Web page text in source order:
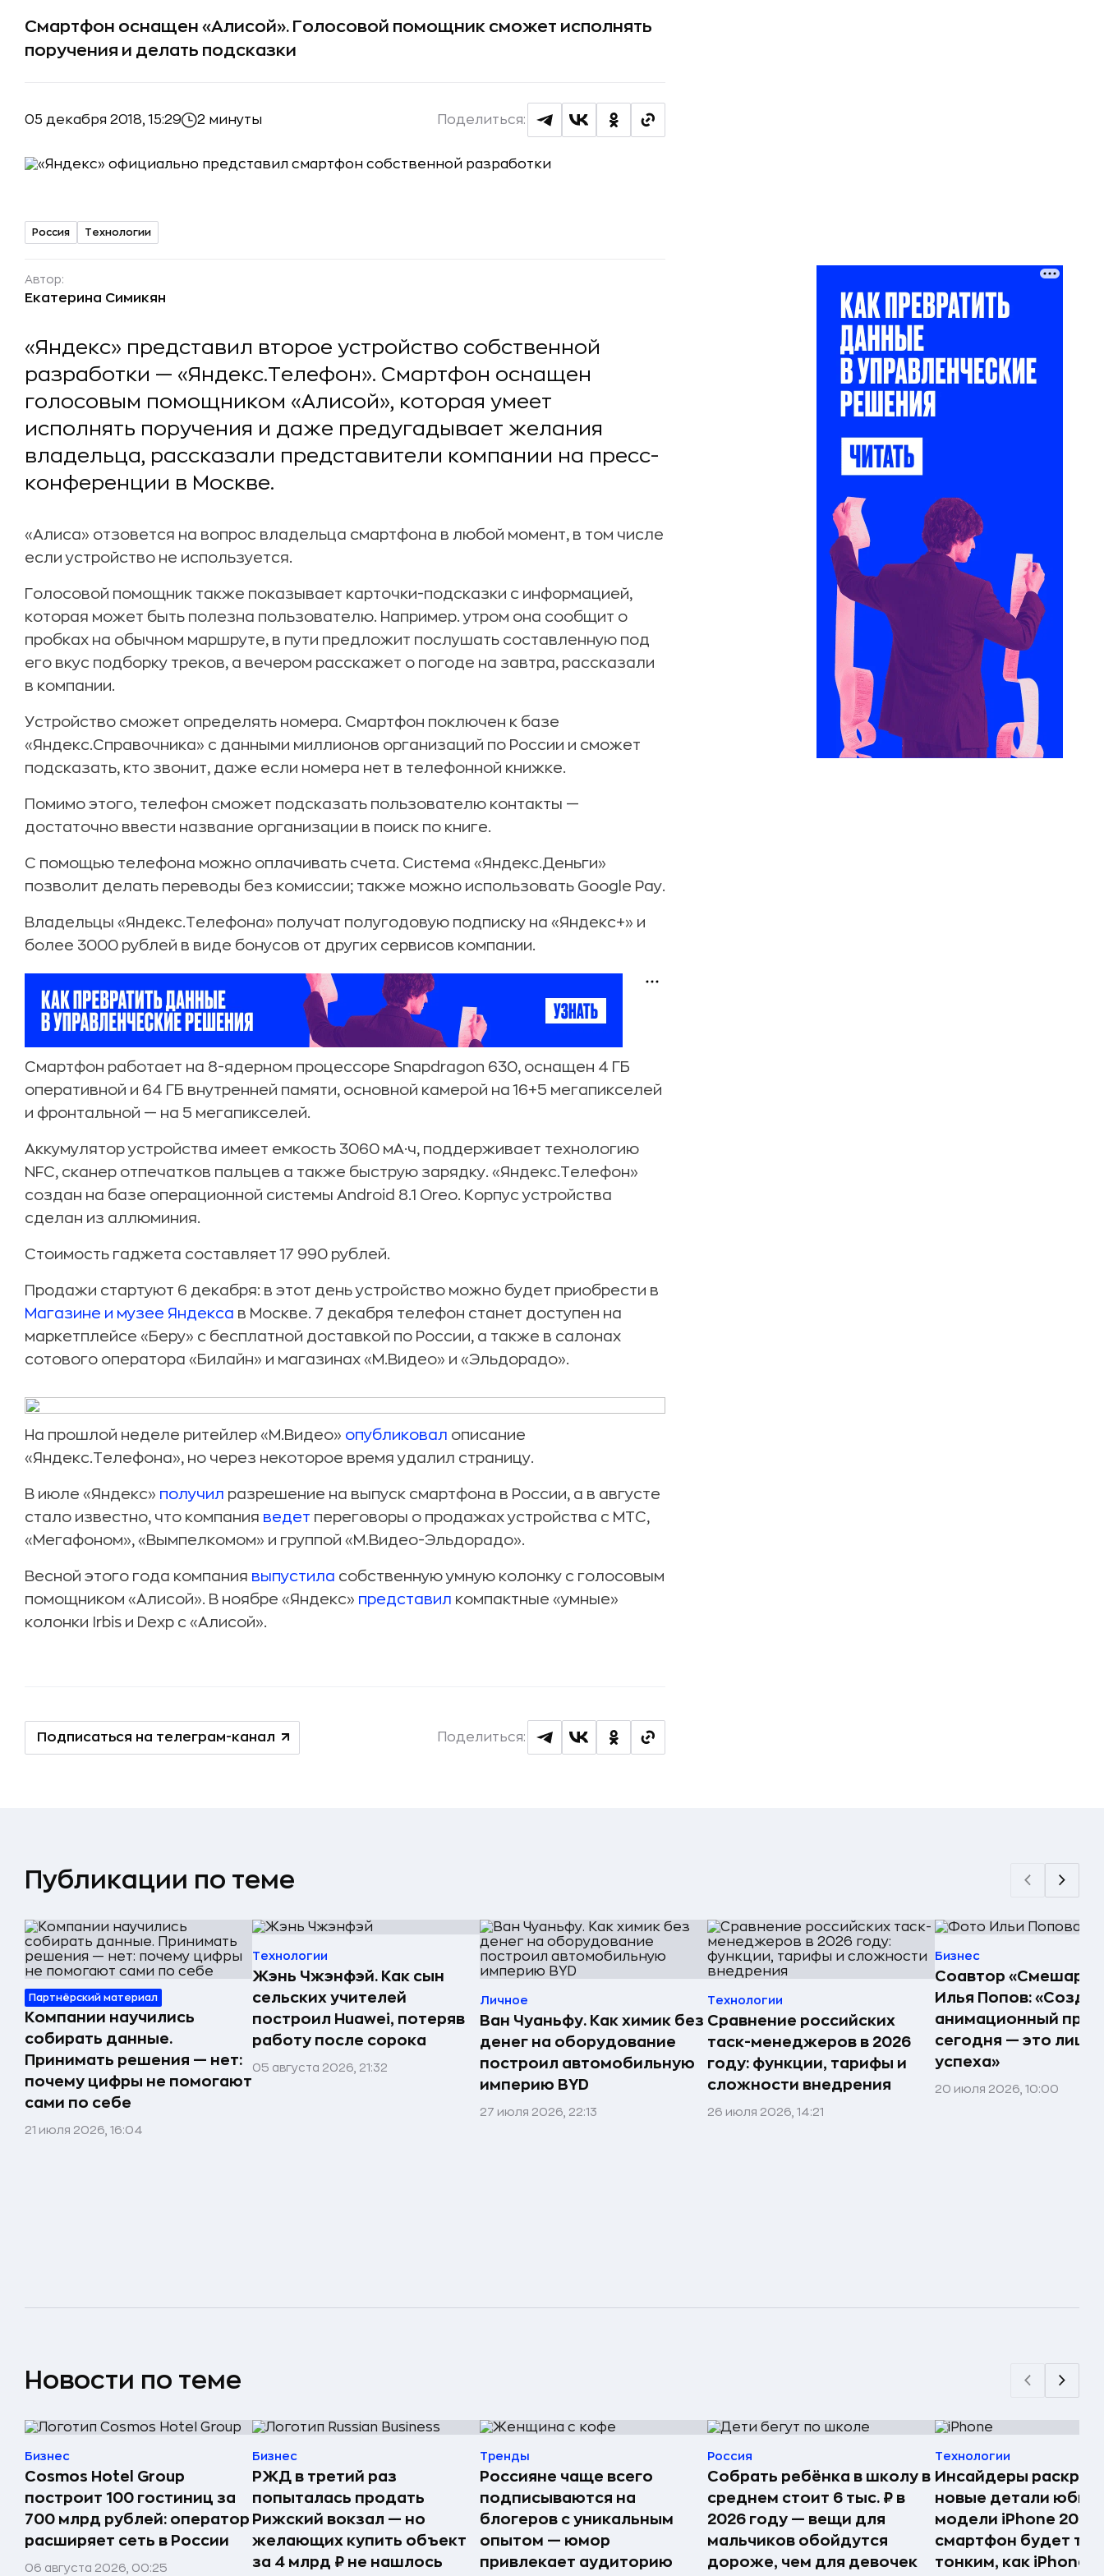
Смартфон оснащен «Алисой». Голосовой помощник сможет исполнять
поручения и делать подсказки
05 декабря 2018, 15:29 2 минуты Поделиться:
Россия Технологии
Автор:
Екатерина Симикян
«Яндекс» представил второе устройство собственной
разработки — «Яндекс.Телефон». Смартфон оснащен
голосовым помощником «Алисой», которая умеет
исполнять поручения и даже предугадывает желания
владельца, рассказали представители компании на пресс-
конференции в Москве.
«Алиса» отзовется на вопрос владельца смартфона в любой момент, в том числе
если устройство не используется.
Голосовой помощник также показывает карточки-подсказки с информацией,
которая может быть полезна пользователю. Например. утром она сообщит о
пробках на обычном маршруте, в пути предложит послушать составленную под
его вкус подборку треков, а вечером расскажет о погоде на завтра, рассказали
в компании.
Устройство сможет определять номера. Смартфон поключен к базе
«Яндекс.Справочника» с данными миллионов организаций по России и сможет
подсказать, кто звонит, даже если номера нет в телефонной книжке.
Помимо этого, телефон сможет подсказать пользователю контакты —
достаточно ввести название организации в поиск по книге.
С помощью телефона можно оплачивать счета. Система «Яндекс.Деньги»
позволит делать переводы без комиссии; также можно использовать Google Pay.
Владельцы «Яндекс.Телефона» получат полугодовую подписку на «Яндекс+» и
более 3000 рублей в виде бонусов от других сервисов компании.
Смартфон работает на 8-ядерном процессоре Snapdragon 630, оснащен 4 ГБ
оперативной и 64 ГБ внутренней памяти, основной камерой на 16+5 мегапикселей
и фронтальной — на 5 мегапикселей.
Аккумулятор устройства имеет емкость 3060 мА·ч, поддерживает технологию
NFC, сканер отпечатков пальцев а также быструю зарядку. «Яндекс.Телефон»
создан на базе операционной системы Android 8.1 Oreo. Корпус устройства
сделан из аллюминия.
Стоимость гаджета составляет 17 990 рублей.
Продажи стартуют 6 декабря: в этот день устройство можно будет приобрести в
Магазине и музее Яндекса в Москве. 7 декабря телефон станет доступен на
маркетплейсе «Беру» с бесплатной доставкой по России, а также в салонах
сотового оператора «Билайн» и магазинах «М.Видео» и «Эльдорадо».
На прошлой неделе ритейлер «М.Видео» опубликовал описание
«Яндекс.Телефона», но через некоторое время удалил страницу.
В июле «Яндекс» получил разрешение на выпуск смартфона в России, а в августе
стало известно, что компания ведет переговоры о продажах устройства с МТС,
«Мегафоном», «Вымпелкомом» и группой «М.Видео-Эльдорадо».
Весной этого года компания выпустила собственную умную колонку с голосовым
помощником «Алисой». В ноябре «Яндекс» представил компактные «умные»
колонки Irbis и Dexp с «Алисой».
Подписаться на телеграм-канал Поделиться:
Публикации по теме
Партнёрский материал
Компании научились
собирать данные.
Принимать решения — нет:
почему цифры не помогают
сами по себе
21 июля 2026, 16:04
Технологии
Жэнь Чжэнфэй. Как сын
сельских учителей
построил Huawei, потеряв
работу после сорока
05 августа 2026, 21:32
Личное
Ван Чуаньфу. Как химик без
денег на оборудование
построил автомобильную
империю BYD
27 июля 2026, 22:13
Технологии
Сравнение российских
таск-менеджеров в 2026
году: функции, тарифы и
сложности внедрения
26 июля 2026, 14:21
Бизнес
Соавтор
Илья Попов:
анимационный
сегодня — это лишь
успеха»
20 июля 2026, 10:00
Новости по теме
Бизнес
Cosmos Hotel Group
построит 100 гостиниц за
700 млрд рублей: оператор
расширяет сеть в России
06 августа 2026, 00:25
Бизнес
РЖД в третий раз
попыталась продать
Рижский вокзал — но
желающих купить объект
за 4 млрд ₽ не нашлось
Тренды
Россияне чаще всего
подписываются на
блогеров с уникальным
опытом — юмор
привлекает аудиторию
Россия
Собрать ребёнка в школу в
среднем стоит 6 тыс. ₽ в
2026 году — вещи для
мальчиков обойдутся
дороже, чем для девочек
Технологии
Инсайдеры
новые детали
модели iPhone 20 —
смартфон будет
тонким, как iPhone